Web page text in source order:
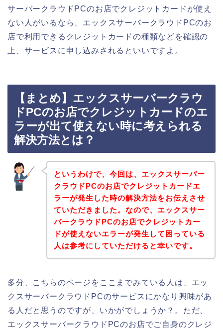
サーバークラウドPCのお店でクレジットカードが使え
ない人がいるなら、エックスサーバークラウドPCのお
店で利用できるクレジットカードの種類などを確認の
上、サービスに申し込みされるといいですよ。
【まとめ】エックスサーバークラウ
ドPCのお店でクレジットカードのエ
ラーが出て使えない時に考えられる
解決方法とは？
というわけで、今回は、エックスサーバー
クラウドPCのお店でクレジットカードエ
ラーが発生した時の解決方法をお伝えさせ
ていただきました。なので、エックスサー
バークラウドPCのお店でクレジットカー
ドが使えないエラーが発生して困っている
人は参考にしていただけると幸いです。
多分、こちらのページをここまでみている人は、エッ
クスサーバークラウドPCのサービスにかなり興味があ
る人だと思うのですが、いかがでしょうか？。ただ、
エックスサーバークラウドPCのお店でご自身のクレジ